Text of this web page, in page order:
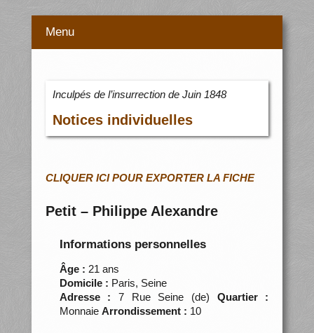
Menu
Inculpés de l’insurrection de Juin 1848
Notices individuelles
CLIQUER ICI POUR EXPORTER LA FICHE
Petit – Philippe Alexandre
Informations personnelles
Âge : 21 ans
Domicile : Paris, Seine
Adresse : 7 Rue Seine (de) Quartier :
Monnaie Arrondissement : 10